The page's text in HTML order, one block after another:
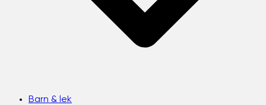
Barn & lek